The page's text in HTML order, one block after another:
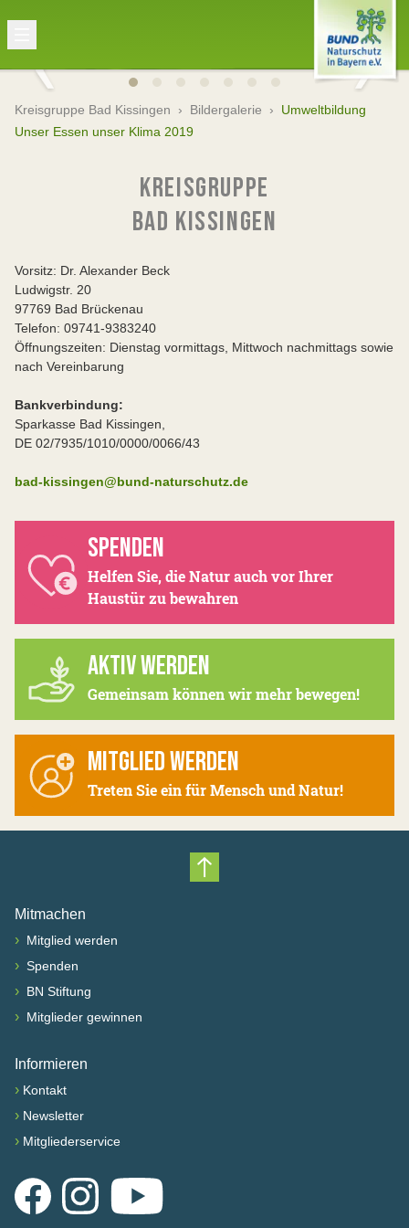
Kreisgruppe Bad Kissingen › Bildergalerie › Umweltbildung
Unser Essen unser Klima 2019
KREISGRUPPE
BAD KISSINGEN
Vorsitz: Dr. Alexander Beck
Ludwigstr. 20
97769 Bad Brückenau
Telefon: 09741-9383240
Öffnungszeiten: Dienstag vormittags, Mittwoch nachmittags sowie
nach Vereinbarung
Bankverbindung:
Sparkasse Bad Kissingen,
DE 02/7935/1010/0000/0066/43
bad-kissingen@bund-naturschutz.de
SPENDEN
Helfen Sie, die Natur auch vor Ihrer
Haustür zu bewahren
AKTIV WERDEN
Gemeinsam können wir mehr bewegen!
MITGLIED WERDEN
Treten Sie ein für Mensch und Natur!
Nach oben scrollen
Mitmachen
› Mitglied werden
› Spenden
› BN Stiftung
› Mitglieder gewinnen
Informieren
› Kontakt
› Newsletter
› Mitgliederservice
FacebookInstagramYouTube